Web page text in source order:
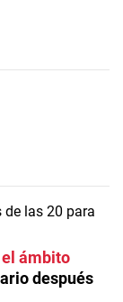
ámbito
después